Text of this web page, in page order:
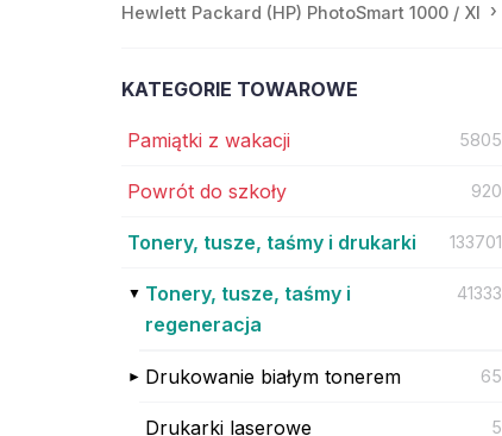
Hewlett Packard (HP) PhotoSmart 1000 / XI
KATEGORIE TOWAROWE
Pamiątki z wakacji 5805
Powrót do szkoły 920
Tonery, tusze, taśmy i drukarki 133701
Tonery, tusze, taśmy i
regeneracja
41333
Drukowanie białym tonerem 65
Drukarki laserowe 5